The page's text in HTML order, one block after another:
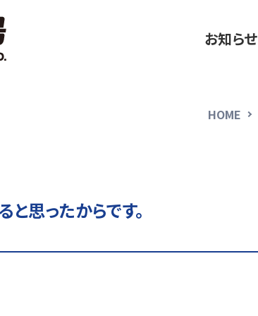
お知らせ
HOME
思ったからです。